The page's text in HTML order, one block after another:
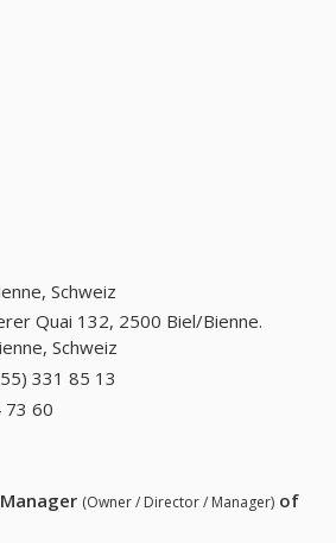
Schweiz
Quai 132, 2500 Biel/Bienne.
Schweiz
331 85 13
73 60
(Owner / Director / Manager) of